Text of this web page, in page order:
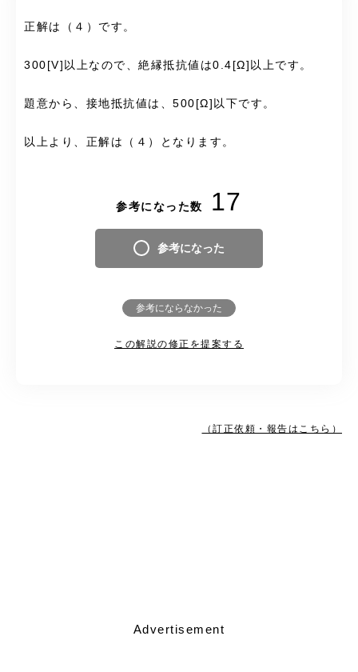
正解は（４）です。
300[V]以上なので、絶縁抵抗値は0.4[Ω]以上です。
題意から、接地抵抗値は、500[Ω]以下です。
以上より、正解は（４）となります。
参考になった数 17
参考になった
参考にならなかった
この解説の修正を提案する
（訂正依頼・報告はこちら）
Advertisement